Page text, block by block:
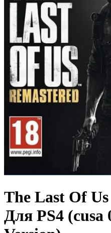
The Last Of
Для PS4 (cusa